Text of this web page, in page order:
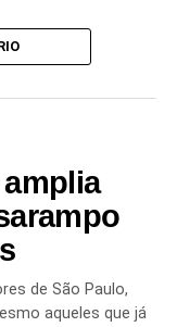
urina ou saliva de
incluem febre,
surto tenha
de
neste
de perto
risco sanitário e
países.
de São Paulo,
aqueles que já